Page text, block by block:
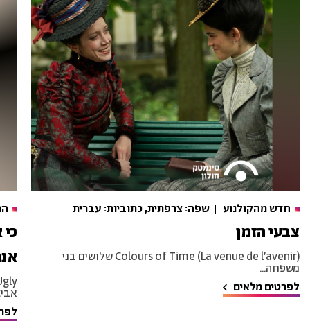
חדש מהקולנוע שפה: צרפתית, כתוביות: עברית
צבעי הזמן
Colours of Time (La venue de l’avenir) שלושים בני
משפחה...
לפרטים מלאים